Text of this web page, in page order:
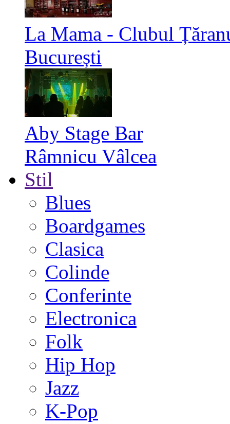
La Mama - Clubul
București
Aby Stage Bar
Râmnicu Vâlcea
Stil
Blues
Boardgames
Clasica
Colinde
Conferinte
Electronica
Folk
Hip Hop
Jazz
K-Pop